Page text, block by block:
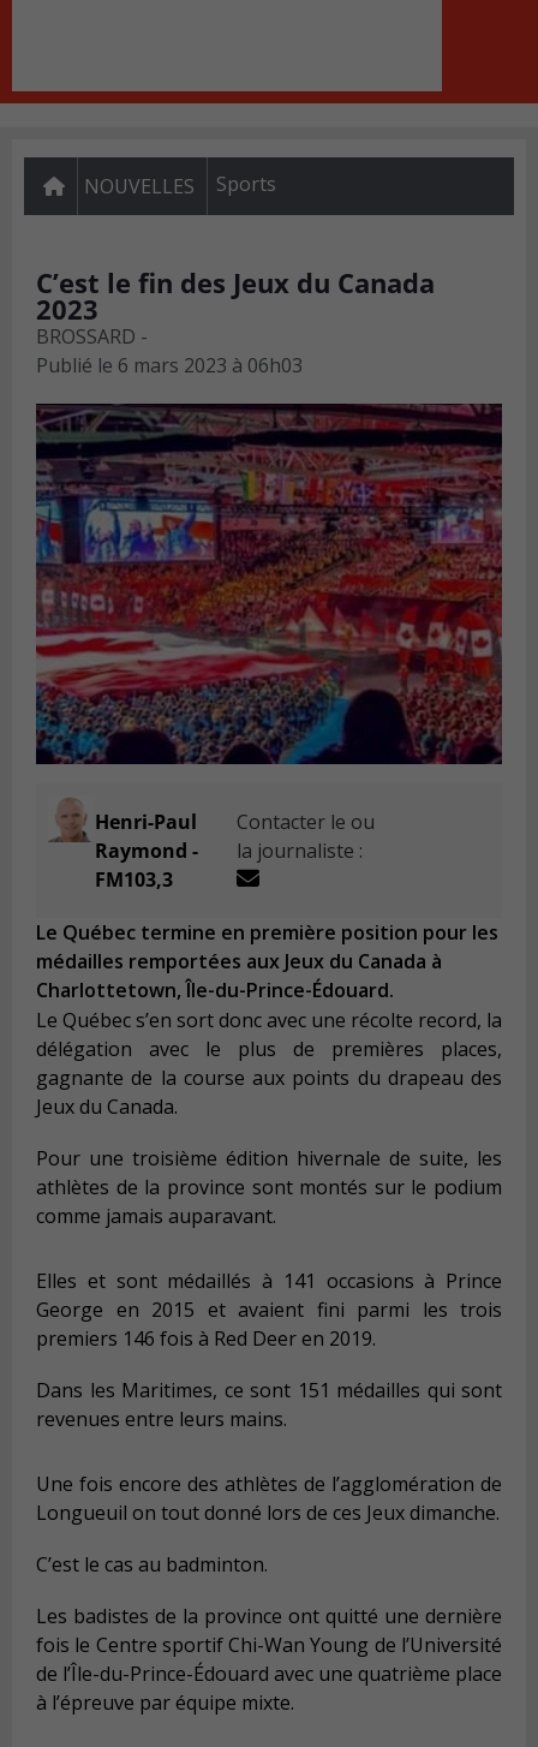
NOUVELLES Sports
C’est le fin des Jeux du Canada
2023
BROSSARD -
Publié le 6 mars 2023 à 06h03
Henri-Paul
Raymond -
FM103,3
Contacter le ou
la journaliste :
Le Québec termine en première position pour les
médailles remportées aux Jeux du Canada à
Charlottetown, Île-du-Prince-Édouard.
Le Québec s’en sort donc avec une récolte record, la
délégation avec le plus de premières places,
gagnante de la course aux points du drapeau des
Jeux du Canada.
Pour une troisième édition hivernale de suite, les
athlètes de la province sont montés sur le podium
comme jamais auparavant.
Elles et sont médaillés à 141 occasions à Prince
George en 2015 et avaient fini parmi les trois
premiers 146 fois à Red Deer en 2019.
Dans les Maritimes, ce sont 151 médailles qui sont
revenues entre leurs mains.
Une fois encore des athlètes de l’agglomération de
Longueuil on tout donné lors de ces Jeux dimanche.
C’est le cas au badminton.
Les badistes de la province ont quitté une dernière
fois le Centre sportif Chi-Wan Young de l’Université
de l’Île-du-Prince-Édouard avec une quatrième place
à l’épreuve par équipe mixte.